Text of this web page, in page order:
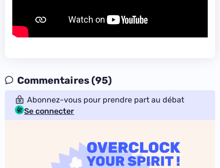
Commentaires (95)
Abonnez-vous pour prendre part au débat
Se connecter